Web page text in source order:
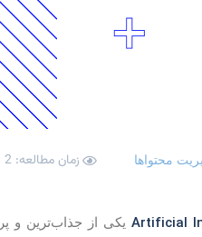
محتواها زمان مطالعه: 2 دقیقه
Artificial یکی از جذاب‌ترین و